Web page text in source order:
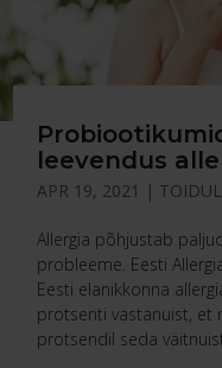
leevendus
APR 19, 2021 |
Allergia põhjustab
probleeme. Eesti
Eesti elanikkonna
protsenti vastanuist, et
protsendil seda